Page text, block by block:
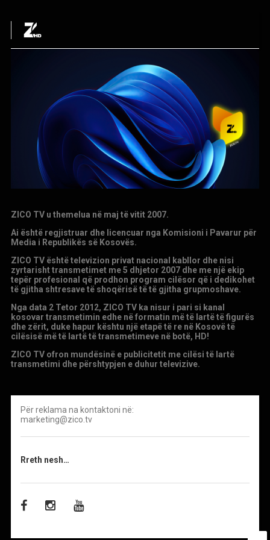
ZICO TV u themelua në maj të vitit 2007.
Ai është regjistruar dhe licencuar nga Komisioni i Pavarur për
Media i Republikës së Kosovës.
ZICO TV është televizion privat nacional kabllor dhe nisi
zyrtarisht transmetimet me 5 dhjetor 2007 dhe me një ekip
tepër profesional që prodhon program cilësor që i dedikohet
të gjitha shtresave të shoqërisë të të gjitha grupmoshave.
Nga data 2 Tetor 2012, ZICO TV ka nisur i pari si kanal
kosovar transmetimin edhe në formatin më të lartë të figurës
dhe zërit, duke hapur kështu një etapë të re në Kosovë të
cilësisë më të lartë të transmetimeve në botë, HD!
ZICO TV ofron mundësinë e publicitetit me cilësi të lartë
transmetimi dhe përshtypjen e duhur televizive.
Për reklama na kontaktoni në:
marketing@zico.tv
Rreth nesh…